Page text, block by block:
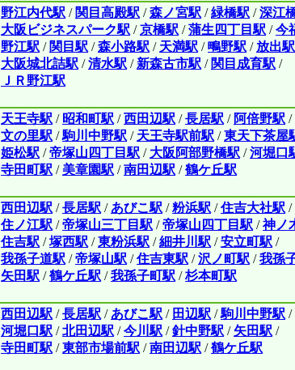
野江内代駅 / 関目高殿駅 /森ノ宮駅 /緑橋駅 /深江
大阪ビジネスパーク駅 /京橋駅 /蒲生四丁目駅 /今
野江駅 / 関目駅 /森小路駅 / 天満駅 /鴫野駅 / 放出駅
大阪城北詰駅 /清水駅 / 新森古市駅 / 関目成育駅 /
ＪＲ野江駅
天王寺駅 / 昭和町駅 /西田辺駅 /長居駅 / 阿倍野駅 /
文の里駅 /駒川中野駅 / 天王寺駅前駅 /東天下茶屋
姫松駅 /帝塚山四丁目駅 / 大阪阿部野橋駅 /河堀口
寺田町駅 / 美章園駅 /南田辺駅 /鶴ケ丘駅
西田辺駅 /長居駅 / あびこ駅 /粉浜駅 /住吉大社駅 /
住ノ江駅 /帝塚山三丁目駅 /帝塚山四丁目駅 /神ノ
住吉駅 /塚西駅 /東粉浜駅 /細井川駅 /安立町駅 /
我孫子道駅 /帝塚山駅 /住吉東駅 /沢ノ町駅 /我孫
矢田駅 /鶴ケ丘駅 /我孫子町駅 /杉本町駅
西田辺駅 /長居駅 / あびこ駅 / 田辺駅 /駒川中野駅 /
河堀口駅 /北田辺駅 /今川駅 /針中野駅 / 矢田駅 /
寺田町駅 /東部市場前駅 /南田辺駅 /鶴ケ丘駅